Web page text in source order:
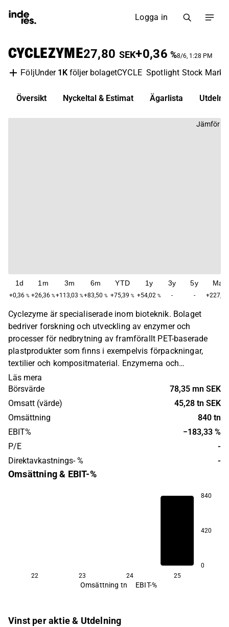
Logga in
CYCLEZYME27,80 SEK+0,36 %8/6, 1:28 PM
FöljUnder 1K följer bolagetCYCLE Spotlight Stock
Översikt Nyckeltal & Estimat Ägarlista
Jämför
1d
+0,36 %
1m
+26,36 %
3m
+113,03 %
6m
+83,50 %
YTD
+75,39 %
1y
+54,02 %
3y
-
5y
-
Max
+227,06
Cyclezyme är specialiserade inom bioteknik. Bolaget
bedriver forskning och utveckling av enzymer och
processer för nedbrytning av framförallt PET-baserade
plastprodukter som finns i exempelvis förpackningar,
textilier och kompositmaterial. Enzymerna och
processerna är ämnade för att användas vid
plaståtervinning. Cyclezyme grundades 2020 och har sitt
huvudkontor i Lund.
Läs mera
Börsvärde
78,35 mn SEK
Omsatt (värde)
45,28 tn SEK
Omsättning
840 tn
EBIT%
−183,33 %
P/E
-
Direktavkastnings- %
-
Omsättning & EBIT-%
840
420
0
22 23 24 25
Omsättning tn EBIT-%
Vinst per aktie & Utdelning